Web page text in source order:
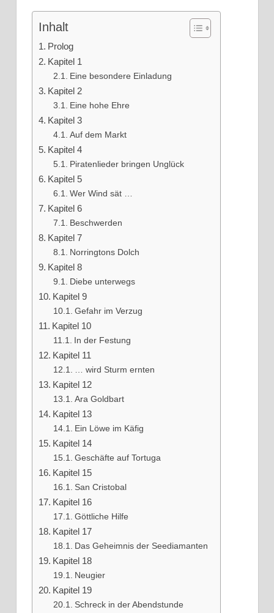
Inhalt
Prolog
Kapitel 1
Eine besondere Einladung
Kapitel 2
Eine hohe Ehre
Kapitel 3
Auf dem Markt
Kapitel 4
Piratenlieder bringen Unglück
Kapitel 5
Wer Wind sät …
Kapitel 6
Beschwerden
Kapitel 7
Norringtons Dolch
Kapitel 8
Diebe unterwegs
Kapitel 9
Gefahr im Verzug
Kapitel 10
In der Festung
Kapitel 11
… wird Sturm ernten
Kapitel 12
Ara Goldbart
Kapitel 13
Ein Löwe im Käfig
Kapitel 14
Geschäfte auf Tortuga
Kapitel 15
San Cristobal
Kapitel 16
Göttliche Hilfe
Kapitel 17
Das Geheimnis der Seediamanten
Kapitel 18
Neugier
Kapitel 19
Schreck in der Abendstunde